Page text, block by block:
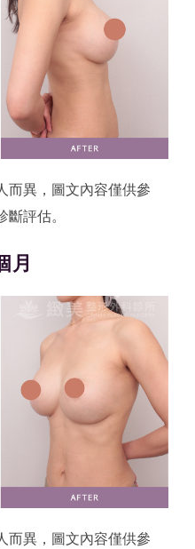
而異，圖文內容僅供參
評估。
月
而異，圖文內容僅供參